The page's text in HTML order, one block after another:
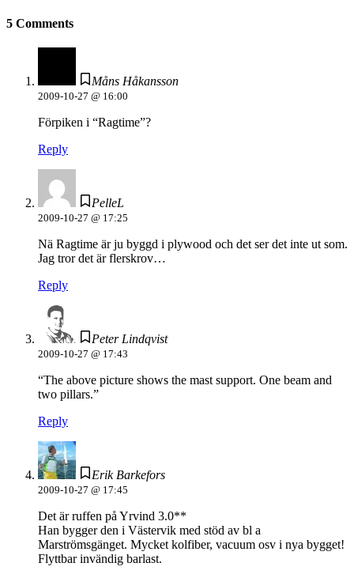
5 Comments
Måns Håkansson
2009-10-27 @ 16:00
Förpiken i “Ragtime”?
Reply
PelleL
2009-10-27 @ 17:25
Nä Ragtime är ju byggd i plywood och det ser det inte ut som.
Jag tror det är flerskrov…
Reply
Peter Lindqvist
2009-10-27 @ 17:43
“The above picture shows the mast support. One beam and
two pillars.”
Reply
Erik Barkefors
2009-10-27 @ 17:45
Det är ruffen på Yrvind 3.0**
Han bygger den i Västervik med stöd av bl a
Marströmsgänget. Mycket kolfiber, vacuum osv i nya bygget!
Flyttbar invändig barlast.